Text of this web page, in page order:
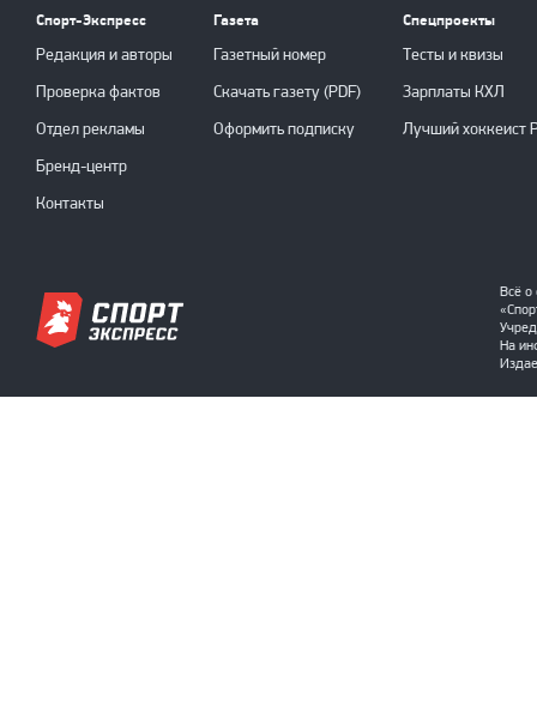
Cпорт-Экспресс
Редакция и авторы
Проверка фактов
Отдел рекламы
Бренд-центр
Контакты
Газета
Газетный номер
Скачать газету (PDF)
Оформить подписку
Спецпроекты
Тесты и квизы
Зарплаты КХЛ
Лучший хоккеист
Всё о
На